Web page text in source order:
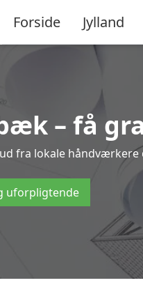
Forside Jylland
– få
fra lokale
uforpligtende